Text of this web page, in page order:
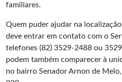
familiares.
Quem puder ajudar na
deve entrar em contato com o
telefones (82) 3529-2488 ou
podem também comparecer à
no bairro Senador Arnon de